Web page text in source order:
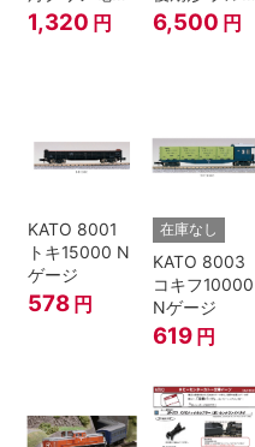
色
1,320 円
トレイン牽引
機
6,500 円
KATO 8001
トキ15000 N
ゲージ
578 円
在庫なし
KATO 8003
コキフ10000
Nゲージ
619 円